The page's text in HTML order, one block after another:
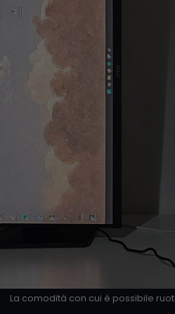
La comodità con cui è possibile